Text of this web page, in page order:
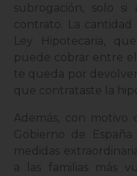
subrogación, solo
contrato. La
Ley Hipotecaria,
puede cobrar entre
te queda por
que contrataste la
Además, con motivo
Gobierno de
medidas
a las familias más